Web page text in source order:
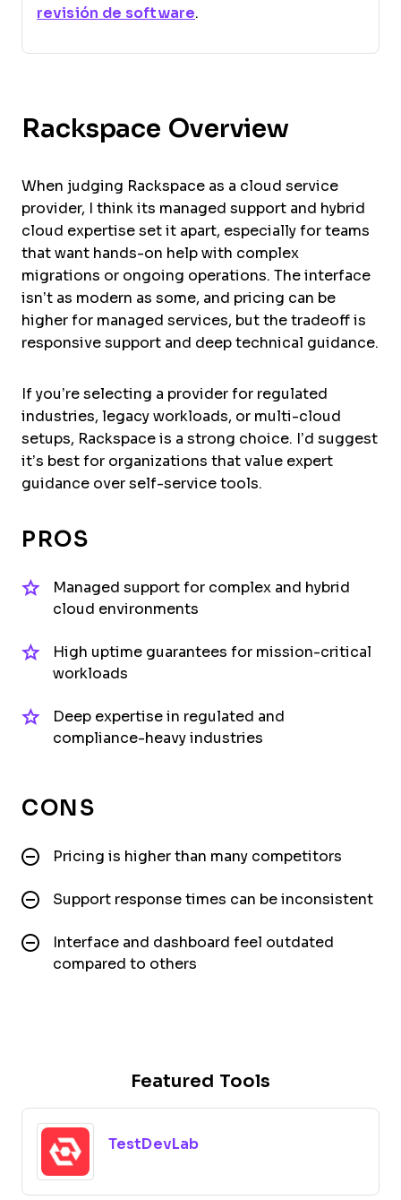
revisión de software.
Rackspace Overview
When judging Rackspace as a cloud service
provider, I think its managed support and hybrid
cloud expertise set it apart, especially for teams
that want hands-on help with complex
migrations or ongoing operations. The interface
isn’t as modern as some, and pricing can be
higher for managed services, but the tradeoff is
responsive support and deep technical guidance.
If you’re selecting a provider for regulated
industries, legacy workloads, or multi-cloud
setups, Rackspace is a strong choice. I’d suggest
it’s best for organizations that value expert
guidance over self-service tools.
PROS
Managed support for complex and hybrid
cloud environments
High uptime guarantees for mission-critical
workloads
Deep expertise in regulated and
compliance-heavy industries
CONS
Pricing is higher than many competitors
Support response times can be inconsistent
Interface and dashboard feel outdated
compared to others
Featured Tools
TestDevLab